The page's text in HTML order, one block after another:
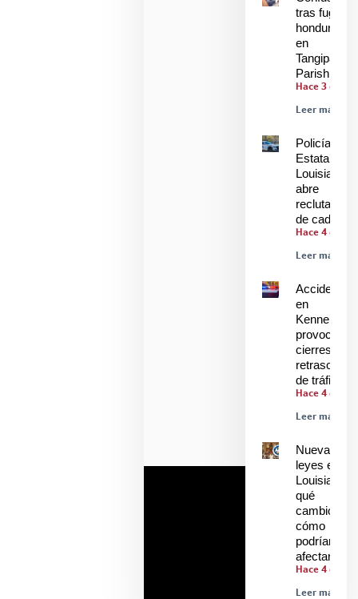
tras fuga de
hondureños
en
Tangipahoa
Parish
Hace 3 días
Leer más »
Policía
Estatal de
Louisiana
abre
de cadetes
Hace 4 días
Leer más »
Accidente
en
Kenner
provoca
cierres y
retrasos
de tráfico
Hace 4 días
Leer más »
Nuevas
leyes en
Louisiana:
qué
cambió y
cómo
podrían
afectarle
Hace 4 días
Leer más »